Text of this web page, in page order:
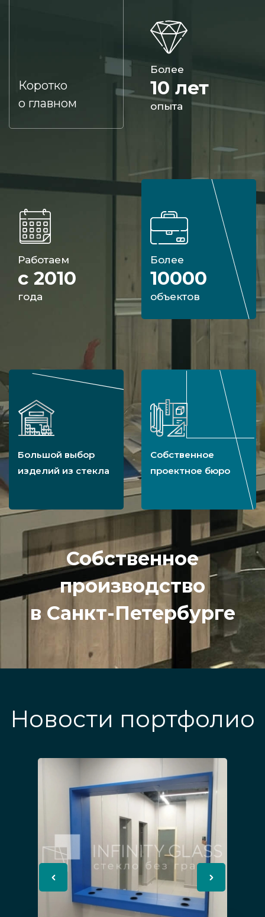
Коротко
о главном
Более
10 лет
опыта
Работаем
с 2010
года
Более
10000
объектов
Большой выбор
изделий из стекла
Собственное
проектное бюро
Собственное
производство
в Санкт-Петербурге
Новости портфолио